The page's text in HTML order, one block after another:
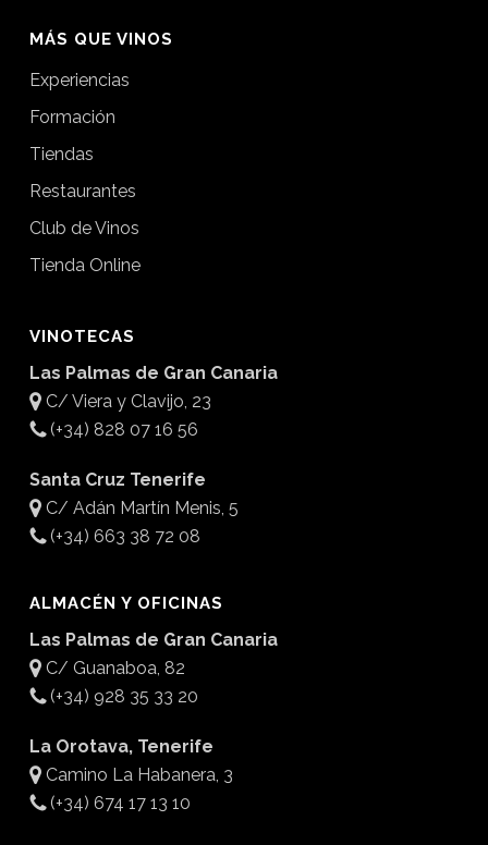
MÁS QUE VINOS
Experiencias
Formación
Tiendas
Restaurantes
Club de Vinos
Tienda Online
VINOTECAS
Las Palmas de Gran Canaria
C/ Viera y Clavijo, 23
(+34) 828 07 16 56
Santa Cruz Tenerife
C/ Adán Martín Menis, 5
(+34) 663 38 72 08
ALMACÉN Y OFICINAS
Las Palmas de Gran Canaria
C/ Guanaboa, 82
(+34) 928 35 33 20
La Orotava, Tenerife
Camino La Habanera, 3
(+34) 674 17 13 10